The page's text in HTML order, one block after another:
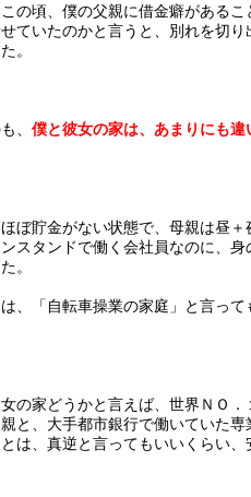
の頃、僕の父親に借金癖がある
ていたのかと言うと、別れを切
。
、 僕と彼女の家は、あまりにも違
ぼ貯金がない状態で、母親は昼
スタンドで働く会社員なのに、
。
、「自転車操業の家庭」と言っ
の家どうかと言えば、世界ＮＯ
と、大手都市銀行で働いていた
は、真逆と言ってもいいくらい